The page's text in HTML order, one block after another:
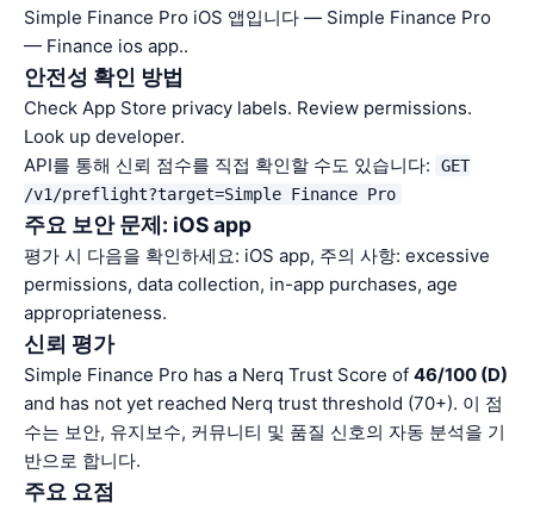
Simple Finance Pro iOS 앱입니다 — Simple Finance Pro
— Finance ios app..
안전성 확인 방법
Check App Store privacy labels. Review permissions.
Look up developer.
API를 통해 신뢰 점수를 직접 확인할 수도 있습니다:
GET
/v1/preflight?target=Simple Finance Pro
주요 보안 문제: iOS app
평가 시 다음을 확인하세요: iOS app, 주의 사항: excessive
permissions, data collection, in-app purchases, age
appropriateness.
신뢰 평가
Simple Finance Pro has a Nerq Trust Score of 46/100 (D)
and has not yet reached Nerq trust threshold (70+). 이 점
수는 보안, 유지보수, 커뮤니티 및 품질 신호의 자동 분석을 기
반으로 합니다.
주요 요점